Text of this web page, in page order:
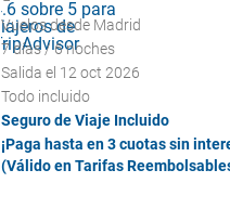
Vuelos desde Madrid
7 días / 6 noches
Salida el 12 oct 2026
Todo incluido
Seguro de Viaje Incluido
¡Paga hasta en 3 cuotas sin
(Válido en Tarifas